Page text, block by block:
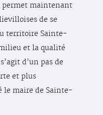
permet maintenant
de se
territoire Sainte-
et la qualité
d’un pas de
et plus
le maire de Sainte-